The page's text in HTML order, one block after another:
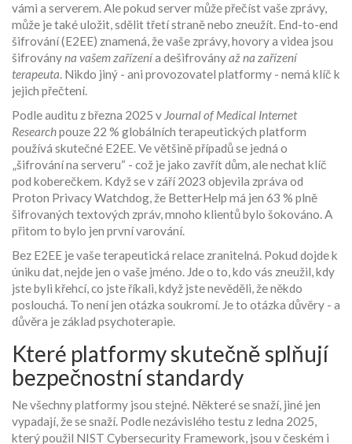
vámi a serverem. Ale pokud server může přečíst vaše zprávy,
může je také uložit, sdělit třetí straně nebo zneužít. End-to-end
šifrování (E2EE) znamená, že vaše zprávy, hovory a videa jsou
šifroványna vašem zařízenía dešifroványaž na zařízení
terapeuta. Nikdo jiný - ani provozovatel platformy - nemá klíč k
jejich přečtení.
Podle auditu z března 2025 v Journal of Medical Internet
Researchpouze 22 % globálních terapeutických platform
používá skutečné E2EE. Ve většině případů se jedná o
„šifrování na serveru“ - což je jako zavřít dům, ale nechat klíč
pod koberečkem. Když se v září 2023 objevila zpráva od
Proton Privacy Watchdog, že BetterHelp má jen 63 % plně
šifrovaných textových zpráv, mnoho klientů bylo šokováno. A
přitom to bylo jen první varování.
Bez E2EE je vaše terapeutická relace zranitelná. Pokud dojde k
úniku dat, nejde jen o vaše jméno. Jde o to, kdo vás zneužil, kdy
jste byli křehcí, co jste říkali, když jste nevěděli, že někdo
poslouchá. To není jen otázka soukromí. Je to otázka důvěry - a
důvěra je základ psychoterapie.
Které platformy skutečně splňují
bezpečnostní standardy
Ne všechny platformy jsou stejné. Některé se snaží, jiné jen
vypadají, že se snaží. Podle nezávislého testu z ledna 2025,
který použil NIST Cybersecurity Framework, jsou v českém i